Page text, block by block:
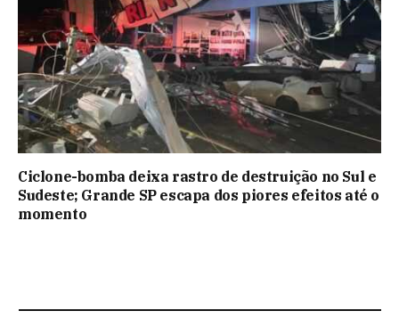
Ciclone-bomba deixa rastro de destruição no Sul e
Sudeste; Grande SP escapa dos piores efeitos até o
momento